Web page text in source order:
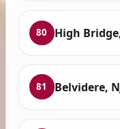
80 High
81 Belvidere,